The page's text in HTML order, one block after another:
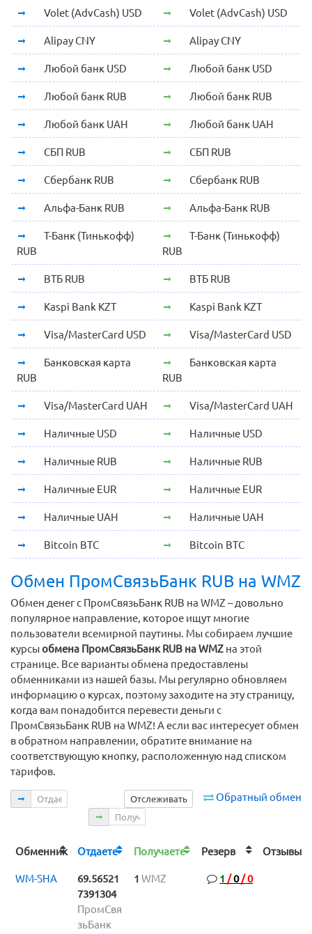
Volet (AdvCash) USD Volet (AdvCash) USD
Alipay CNY Alipay CNY
Любой банк USD Любой банк USD
Любой банк RUB Любой банк RUB
Любой банк UAH Любой банк UAH
СБП RUB СБП RUB
Сбербанк RUB Сбербанк RUB
Альфа-Банк RUB Альфа-Банк RUB
Т-Банк (Тинькофф)
RUB
Т-Банк (Тинькофф)
RUB
ВТБ RUB ВТБ RUB
Kaspi Bank KZT Kaspi Bank KZT
Visa/MasterCard USD Visa/MasterCard USD
Банковская карта
RUB
Банковская карта
RUB
Visa/MasterCard UAH Visa/MasterCard UAH
Наличные USD Наличные USD
Наличные RUB Наличные RUB
Наличные EUR Наличные EUR
Наличные UAH Наличные UAH
Bitcoin BTC Bitcoin BTC
Обмен ПромСвязьБанк RUB на WMZ
Обмен денег с ПромСвязьБанк RUB на WMZ – довольно
популярное направление, которое ищут многие
пользователи всемирной паутины. Мы собираем лучшие
курсыобмена ПромСвязьБанк RUB на WMZ на этой
странице. Все варианты обмена предоставлены
обменниками из нашей базы. Мы регулярно обновляем
информацию о курсах, поэтому заходите на эту страницу,
когда вам понадобится перевести деньги с
ПромСвязьБанк RUB на WMZ! А если вас интересует обмен
в обратном направлении, обратите внимание на
соответствующую кнопку, расположенную над списком
тарифов.
Обратный обмен
Отслеживать
Отдаете
Получаете
Обменник Отдаете Получаете Резерв
WM-SHA
69.56521
7391304
ПромСвя
зьБанк
1 WMZ 1 /0/0